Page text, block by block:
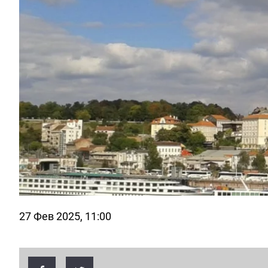
27 Фев 2025, 11:00